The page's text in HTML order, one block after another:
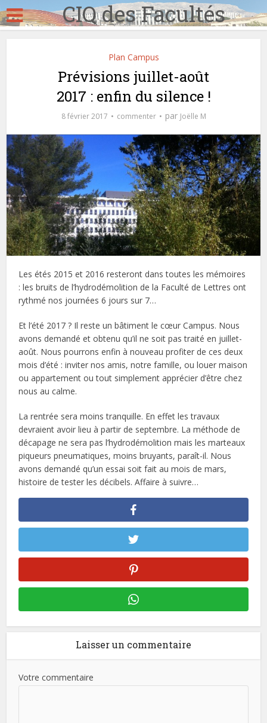
CIQ des Facultés
Plan Campus
Prévisions juillet-août
2017 : enfin du silence !
8 février 2017 commenter par Joëlle M
Les étés 2015 et 2016 resteront dans toutes les mémoires
: les bruits de l’hydrodémolition de la Faculté de Lettres ont
rythmé nos journées 6 jours sur 7…
Et l’été 2017 ? Il reste un bâtiment le cœur Campus. Nous
avons demandé et obtenu qu’il ne soit pas traité en juillet-
août. Nous pourrons enfin à nouveau profiter de ces deux
mois d’été : inviter nos amis, notre famille, ou louer maison
ou appartement ou tout simplement apprécier d’être chez
nous au calme.
La rentrée sera moins tranquille. En effet les travaux
devraient avoir lieu à partir de septembre. La méthode de
décapage ne sera pas l’hydrodémolition mais les marteaux
piqueurs pneumatiques, moins bruyants, paraît-il. Nous
avons demandé qu’un essai soit fait au mois de mars,
histoire de tester les décibels. Affaire à suivre…
Laisser un commentaire
Votre commentaire